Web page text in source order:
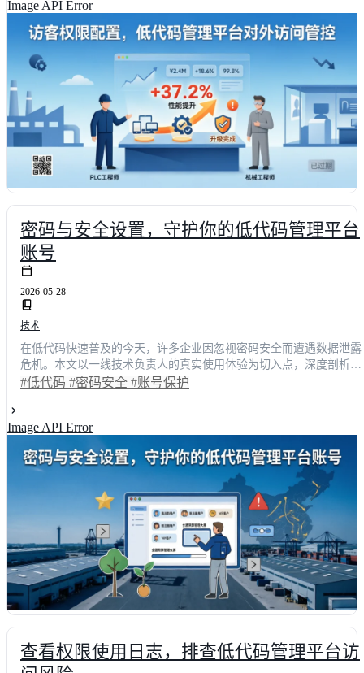
中量化展示配置效率提升68%、误操作率下降**92%**的实际收益，
提供可落地的选型策略与安全基线，帮助企业在开放协作与数据安全
之间找到完美平衡。
Image API Error
密码与安全设置，守护你的低代码管理平台
账号
2026-05-28
技术
在低代码快速普及的今天，许多企业因忽视密码安全而遭遇数据泄露
危机。本文以一线技术负责人的真实使用体验为切入点，深度剖析传
统账号管理模式的痛点，并系统讲解多因素认证、动态权限分配与智
37.5%，违规操作率下降92%。掌握科学的防护体系，让安全成为低
码开发的高效底座而非绊脚石。
#低代码 #密码安全 #账号保护
Image API Error
查看权限使用日志，排查低代码管理平台访